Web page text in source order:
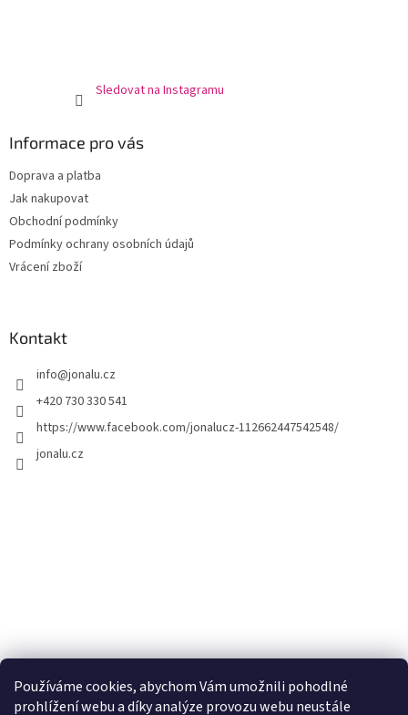
Používáme cookies, abychom Vám umožnili pohodlné
prohlížení webu a díky analýze provozu webu neustále
Sledovat na Instagramu
Informace pro vás
Doprava a platba
Jak nakupovat
Obchodní podmínky
Podmínky ochrany osobních údajů
Vrácení zboží
Kontakt
info@jonalu.cz
+420 730 330 541
https://www.facebook.com/jonalucz-112662447542548/
jonalu.cz